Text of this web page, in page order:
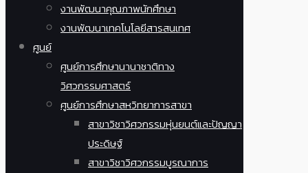
งานพัฒนาคุณภาพนักศึกษา
งานพัฒนาเทคโนโลยีสารสนเทศ
ศูนย์
ศูนย์การศึกษานานาชาติทาง
วิศวกรรมศาสตร์
ศูนย์การศึกษาสหวิทยาการสาขา
สาขาวิชาวิศวกรรมหุ่นยนต์และปัญญา
ประดิษฐ์
สาขาวิชาวิศวกรรมบูรณาการ